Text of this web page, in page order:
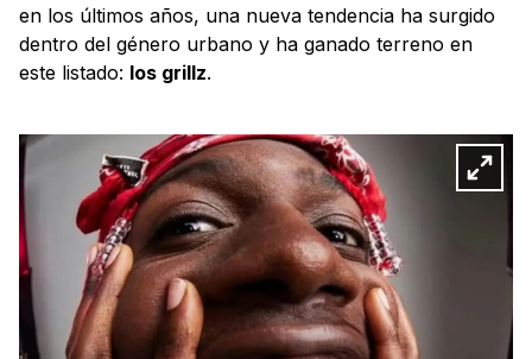
en los últimos años, una nueva tendencia ha surgido
dentro del género urbano y ha ganado terreno en
este listado: los grillz.